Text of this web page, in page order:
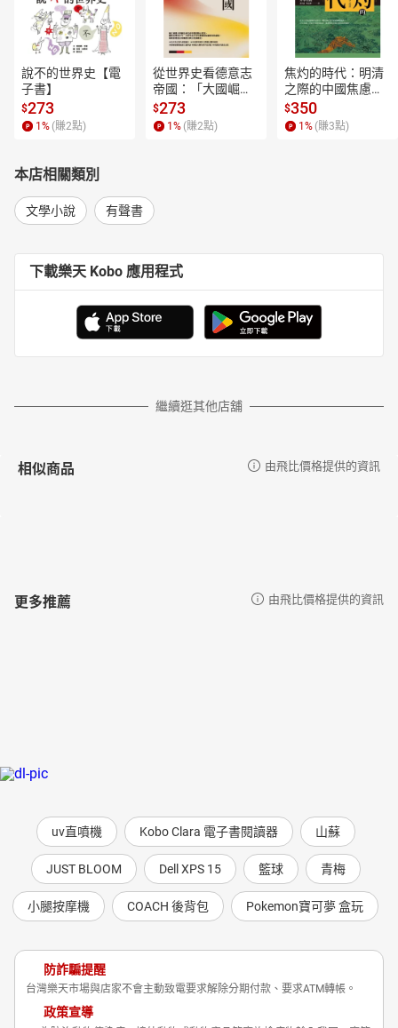
電視配音工作，於中、英、韓、日劇集中參與角色配音工作；並在
「DISCOVERY頻道」、「動物星球頻道」播出之影片中擔任旁白、
主述等工作。
任職中廣期間，歷任國語播音員、導播，海外部外語組副組長、組
長，新聞部組長、副理及節目企劃部副理等職。並曾派赴韓國國家
廣播電台（KBS）擔任中文廣播指導工作一年。
【剪輯工程】
目錄
本葆將軍旅店的老水手
黑狗出沒
水手箱
瞎子的下場
船長的文件
我們去了布里斯托
「望遠鏡」酒館招牌
彈藥和武器
軍事會議
島上的人
我的海上冒險是怎麼開始的
尋寶記──佛林特的指針
海盜首領的倒臺
尾聲
說不的世界史【電
子書】
$273
1 % (賺2點)
從世界史看德意志
帝國：「大國崛
起」的迷思與真實
【電子書】
$273
1 % (賺2點)
焦灼的時代：明清
之際的中國焦慮與
東亞秩序重組【電
子書】
$350
1 % (賺3點)
本店相關類別
文學小說 有聲書
下載樂天 Kobo 應用程式
繼續逛其他店舖
相似商品 由飛比價格提供的資訊
更多推薦 由飛比價格提供的資訊
uv直噴機 Kobo Clara 電子書閱讀器 山蘇
JUST BLOOM Dell XPS 15 籃球 青梅
小腿按摩機 COACH 後背包 Pokemon寶可夢 盒玩
防詐騙提醒
台灣樂天市場與店家不會主動致電要求解除分期付款、要求ATM轉帳。
政策宣導